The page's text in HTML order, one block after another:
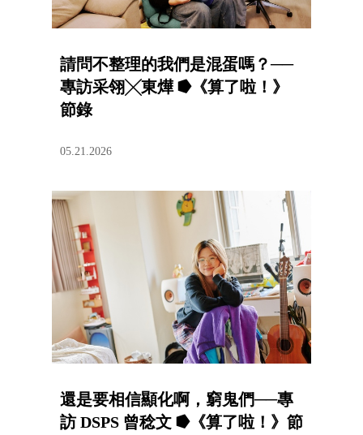
請問不整理的我們是混蛋嗎？──
專訪采翎╳東燁 ⭓《算了啦！》
節錄
05.21.2026
還是要相信顯化啊，窮鬼們──專
訪 DSPS 曾稔文 ⭓《算了啦！》節